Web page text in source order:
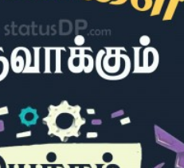
பொன்மொழிகள்
பொன்மொழிகள்
பொன்மொழிகள்